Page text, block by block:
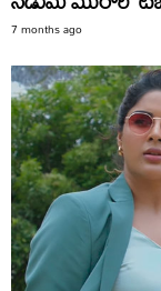
7 months ago